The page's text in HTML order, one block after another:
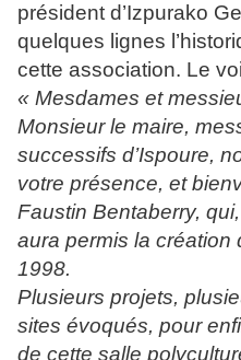
président d’Izpurako
quelques lignes
cette association. Le
« Mesdames et
Monsieur le maire,
successifs d’Ispoure,
votre présence, et
Faustin Bentaberry,
aura permis la création
1998.
Plusieurs projets,
sites évoqués, pour
de cette salle